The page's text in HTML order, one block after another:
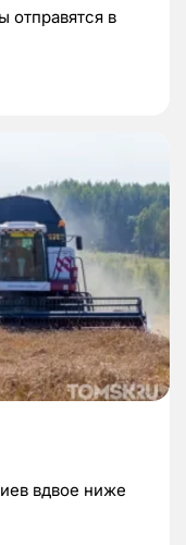
отправятся в
вдвое ниже